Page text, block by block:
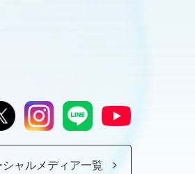
ャルメディア一覧